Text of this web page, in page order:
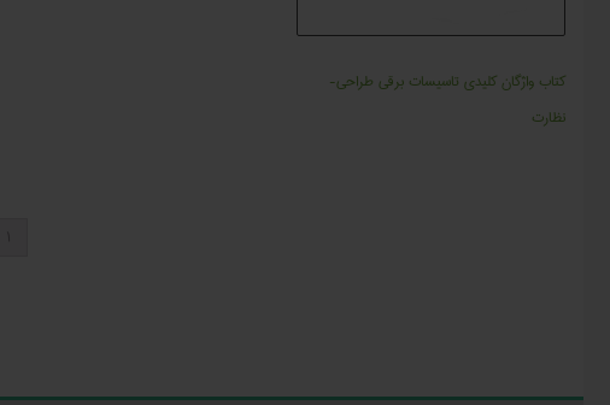
کتاب واژگان کلیدی تاسیسات برقی طراحی-
نظارت